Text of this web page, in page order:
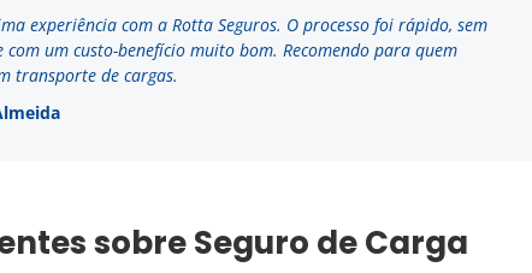
experiência com a Rotta Seguros. O processo foi rápido, sem
com um custo-benefício muito bom. Recomendo para quem
transporte de cargas.
sobre Seguro de Carga